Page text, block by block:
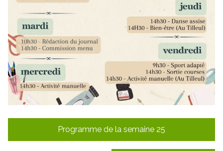
Navigation
de
Programme de la semaine 25